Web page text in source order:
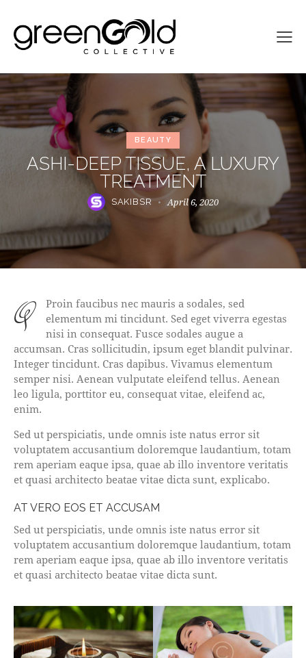
BEAUTY
ASHI-DEEP TISSUE, A LUXURY
TREATMENT
SAKIBSR April 6, 2020
qProin faucibus nec mauris a sodales, sed
elementum mi tincidunt. Sed eget viverra egestas
nisi in consequat. Fusce sodales augue a
accumsan. Cras sollicitudin, ipsum eget blandit pulvinar.
Integer tincidunt. Cras dapibus. Vivamus elementum
semper nisi. Aenean vulputate eleifend tellus. Aenean
leo ligula, porttitor eu, consequat vitae, eleifend ac,
enim.
Sed ut perspiciatis, unde omnis iste natus error sit
voluptatem accusantium doloremque laudantium, totam
rem aperiam eaque ipsa, quae ab illo inventore veritatis
et quasi architecto beatae vitae dicta sunt, explicabo.
AT VERO EOS ET ACCUSAM
Sed ut perspiciatis, unde omnis iste natus error sit
voluptatem accusantium doloremque laudantium, totam
rem aperiam eaque ipsa, quae ab illo inventore veritatis
et quasi architecto beatae vitae dicta sunt.